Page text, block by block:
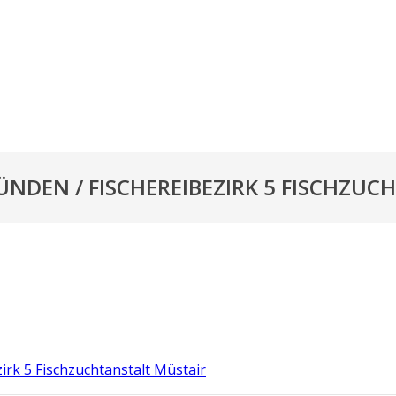
/ FISCHEREIBEZIRK 5
5 Fischzuchtanstalt Müstair